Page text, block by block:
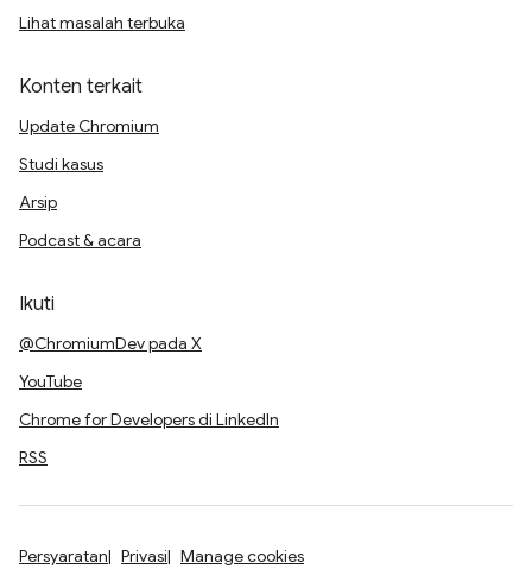
Lihat masalah terbuka
Konten terkait
Update Chromium
Studi kasus
Arsip
Podcast & acara
Ikuti
@ChromiumDev pada X
YouTube
Chrome for Developers di LinkedIn
RSS
Persyaratan Privasi Manage cookies